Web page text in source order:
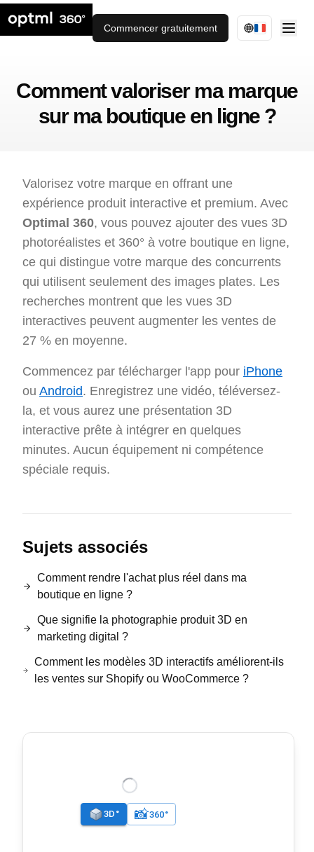
Commencer gratuitement
Comment valoriser ma marque
sur ma boutique en ligne ?
Valorisez votre marque en offrant une
expérience produit interactive et premium. Avec
Optimal 360, vous pouvez ajouter des vues 3D
photoréalistes et 360° à votre boutique en ligne,
ce qui distingue votre marque des concurrents
qui utilisent seulement des images plates. Les
recherches montrent que les vues 3D
interactives peuvent augmenter les ventes de
27 % en moyenne.
Commencez par télécharger l'app pour iPhone
ou Android. Enregistrez une vidéo, téléversez-
la, et vous aurez une présentation 3D
interactive prête à intégrer en quelques
minutes. Aucun équipement ni compétence
spéciale requis.
Sujets associés
Comment rendre l'achat plus réel dans ma
boutique en ligne ?
Que signifie la photographie produit 3D en
marketing digital ?
Comment les modèles 3D interactifs améliorent-ils
les ventes sur Shopify ou WooCommerce ?